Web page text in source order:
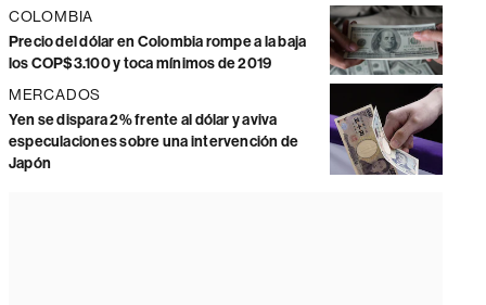
COLOMBIA
Precio del dólar en Colombia rompe a la baja
los COP$3.100 y toca mínimos de 2019
MERCADOS
Yen se dispara 2% frente al dólar y aviva
especulaciones sobre una intervención de
Japón